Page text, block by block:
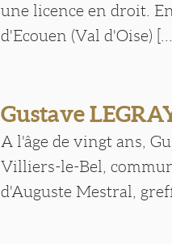
une licence en droit.
d'Ecouen (Val d'Oise) [...]
Gustave
A l'âge de vingt ans,
Villiers-le-Bel,
d'Auguste Mestral,